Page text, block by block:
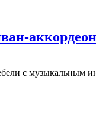
аккордеон
с музыкальным